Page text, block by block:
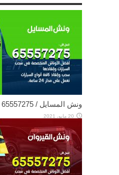
ونش المسايل / 65557275 / خدمة 24 ساعة
20 مايو، 2021